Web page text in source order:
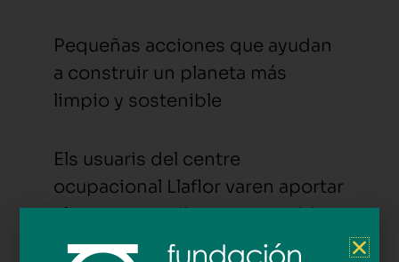
Pequeñas acciones que ayudan
a construir un planeta más
limpio y sostenible
Els usuaris del centre
ocupacional Llaflor varen aportar
el seu granet d’arena per cuidar
el medi ambient!